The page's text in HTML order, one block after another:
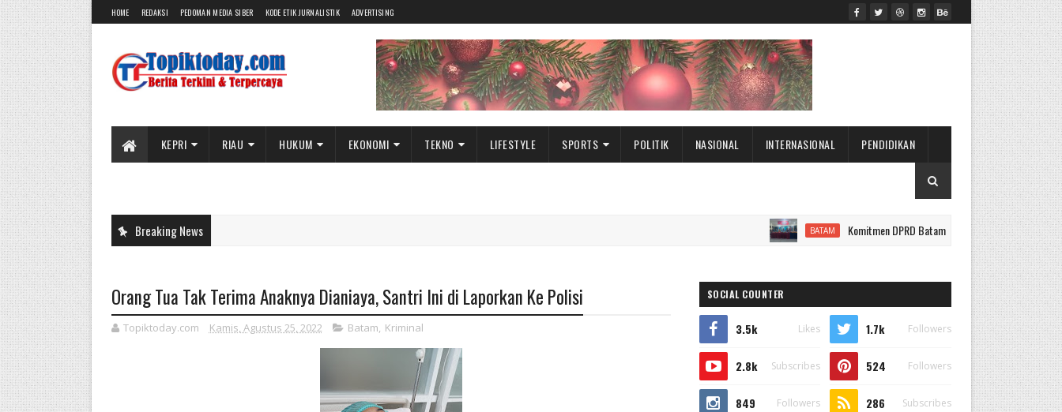
HOME REDAKSI PEDOMAN MEDIA SIBER KODE ETIK JURNALISTIK ADVERTISING
KEPRI RIAU HUKUM EKONOMI TEKNO LIFESTYLE SPORTS POLITIK NASIONAL INTERNASIONAL PENDIDIKAN
Breaking News BATAM Komitmen DPRD Batam Hadir di Tengah Warga: Tapis
Orang Tua Tak Terima Anaknya Dianiaya, Santri Ini di Laporkan Ke Polisi
Topiktoday.com Kamis, Agustus 25, 2022 Batam, Kriminal
SOCIAL COUNTER
3.5k Likes 1.7k Followers
2.8k Subscribes 524 Followers
849 Followers 286 Subscribes